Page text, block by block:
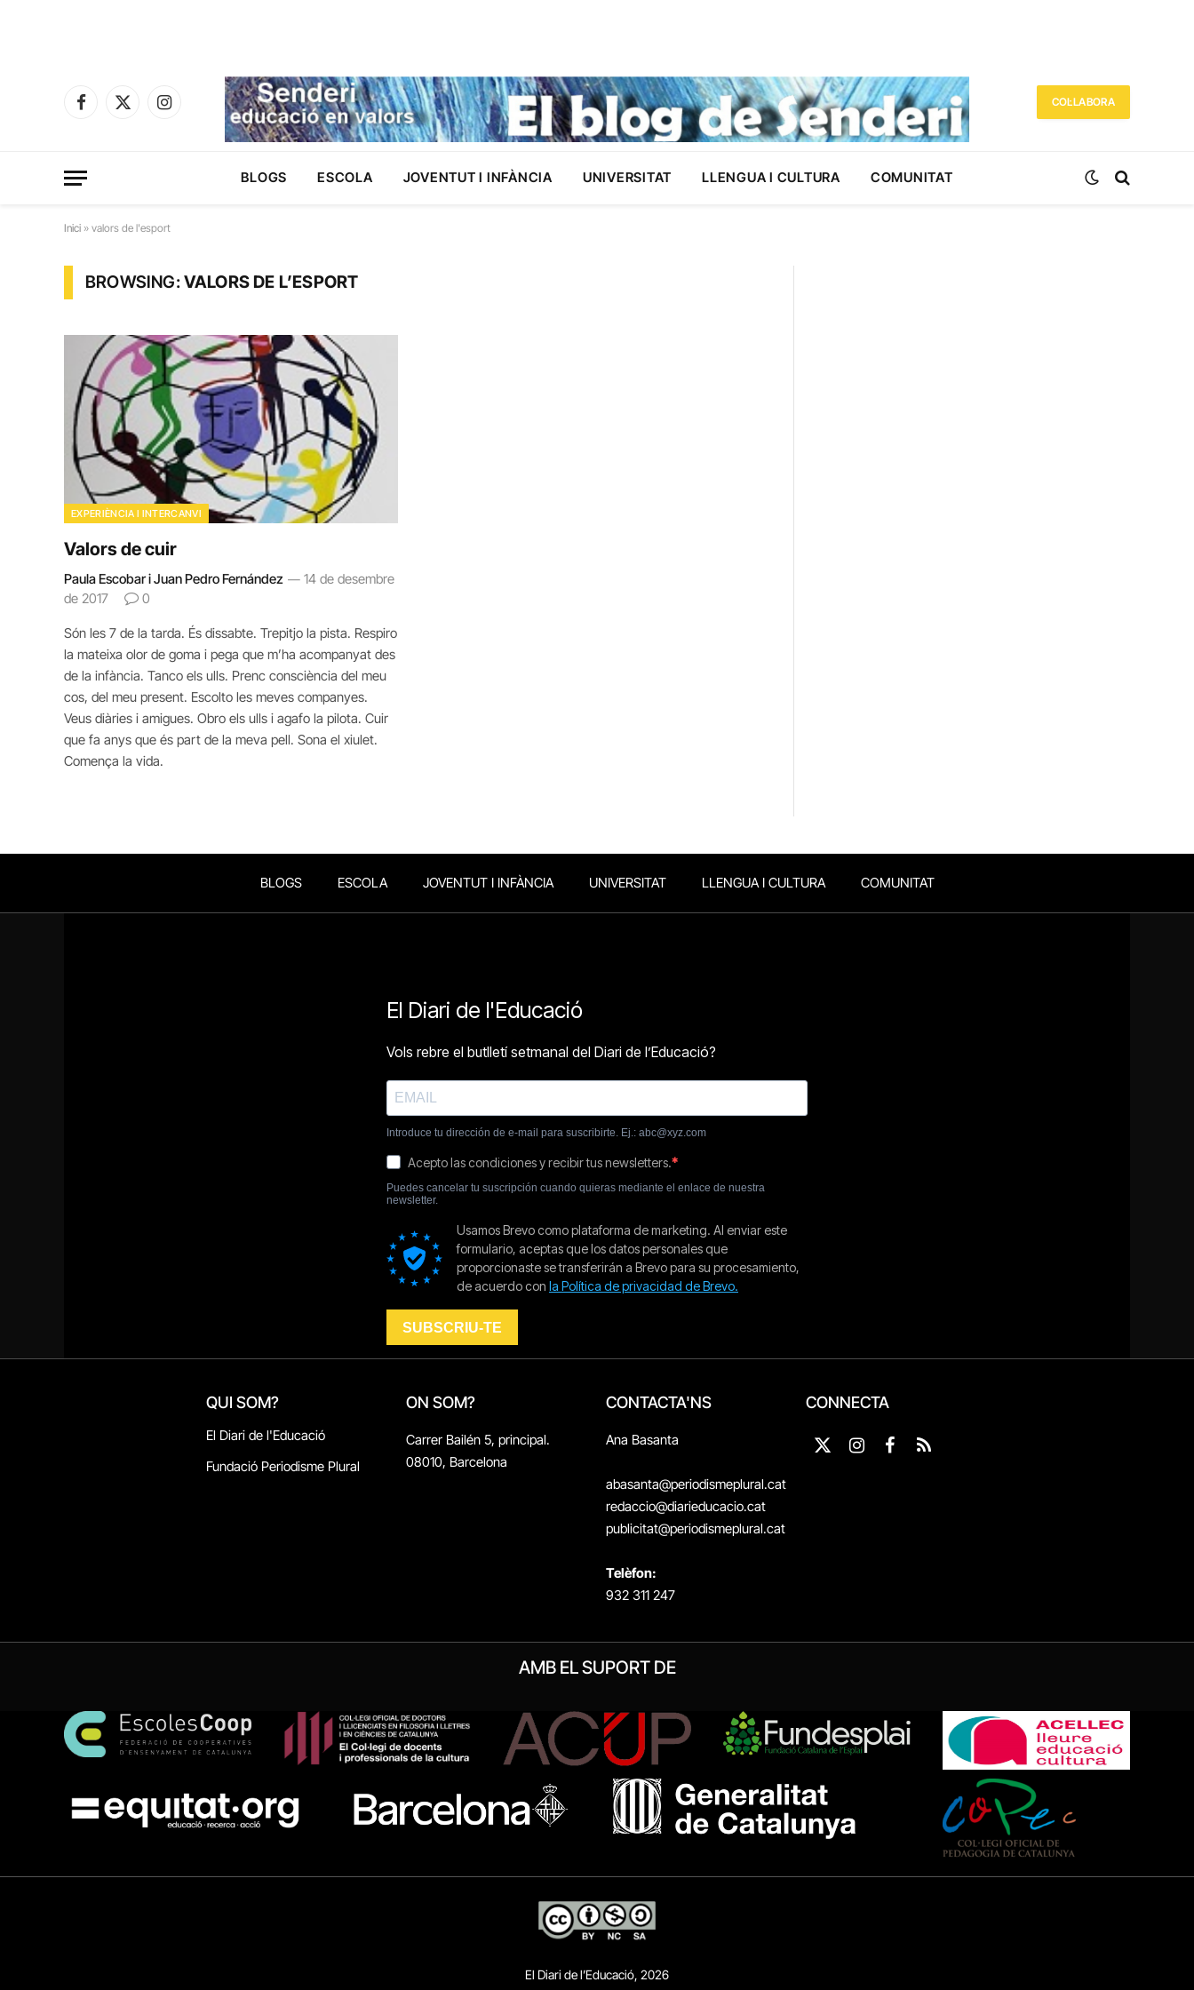
Facebook
X
Instagram
COL·LABORA
BLOGS ESCOLA JOVENTUT I INFÀNCIA UNIVERSITAT LLENGUA I CULTURA COMUNITAT
Inici » valors de l'esport
BROWSING:VALORS DE L’ESPORT
EXPERIÈNCIA I INTERCANVI
Valors de cuir
Paula Escobar i Juan Pedro Fernández
14 de desembre
de 2017
0
Són les 7 de la tarda. És dissabte. Trepitjo la pista. Respiro
la mateixa olor de goma i pega que m’ha acompanyat des
de la infància. Tanco els ulls. Prenc consciència del meu
cos, del meu present. Escolto les meves companyes.
Veus diàries i amigues. Obro els ulls i agafo la pilota. Cuir
que fa anys que és part de la meva pell. Sona el xiulet.
Comença la vida.
BLOGS ESCOLA JOVENTUT I INFÀNCIA UNIVERSITAT LLENGUA I CULTURA COMUNITAT
QUI SOM?
El Diari de l'Educació
Fundació Periodisme Plural
ON SOM?
Carrer Bailén 5, principal.
08010, Barcelona
CONTACTA'NS
Ana Basanta
abasanta@periodismeplural.cat
redaccio@diarieducacio.cat
publicitat@periodismeplural.cat
Telèfon:
932 311 247
CONNECTA
X
InstagramFacebook
RSS
AMB EL SUPORT DE
El Diari de l’Educació, 2026